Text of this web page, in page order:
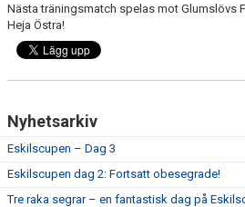
Nästa träningsmatch spelas mot Glumslövs
Heja Östra!
Nyhetsarkiv
Eskilscupen – Dag 3
Eskilscupen dag 2: Fortsatt obesegrade!
Tre raka segrar – en fantastisk dag på